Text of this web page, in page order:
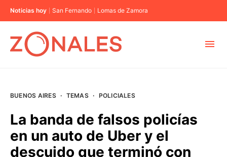
Noticias hoy San Fernando Lomas de Zamora
BUENOS AIRES
BUENOS AIRES · TEMAS · POLICIALES
La banda de falsos policías
en un auto de Uber y el
descuido que terminó con